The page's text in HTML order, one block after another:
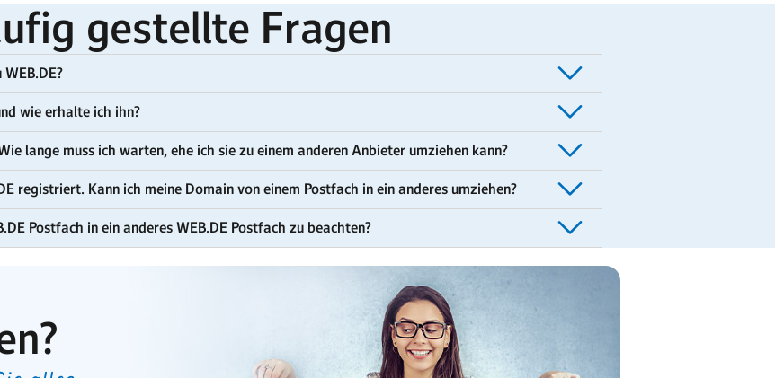
gestellte Fragen
wie erhalte ich ihn?
lange muss ich warten, ehe ich sie zu einem anderen Anbieter umziehen kann?
registriert. Kann ich meine Domain von einem Postfach in ein anderes umziehen?
Postfach in ein anderes WEB.DE Postfach zu beachten?